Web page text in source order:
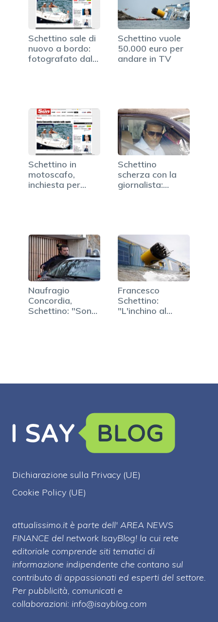
Schettino sale di
nuovo a bordo:
fotografato dal
Schettino vuole
50.000 euro per
andare in TV
Schettino in
motoscafo,
inchiesta per
Schettino
scherza con la
giornalista:
Naufragio
Concordia,
Schettino: "Sono
Francesco
Schettino:
"L'inchino al
Dichiarazione sulla Privacy (UE)
Cookie Policy (UE)
attualissimo.it è parte dell' AREA NEWS
FINANCE del network IsayBlog! la cui rete
editoriale comprende siti tematici di
informazione indipendente che contano sul
contributo di appassionati ed esperti del settore.
Per pubblicità, comunicati e
collaborazioni: info@isayblog.com